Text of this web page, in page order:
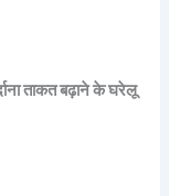
ताकत बढ़ाने के घरेलू